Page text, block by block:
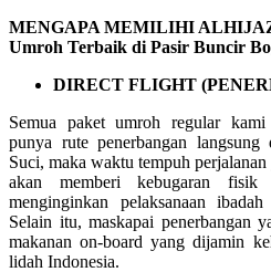
MENGAPA MEMILIHI
Umroh Terbaik di Pasir Buncir
DIRECT FLIGHT
Semua paket umroh regular
punya rute penerbangan
Suci, maka waktu tempuh
akan memberi kebugaran
menginginkan pelaksanaan
Selain itu, maskapai penerbangan
makanan on-board yang dijamin
lidah Indonesia.